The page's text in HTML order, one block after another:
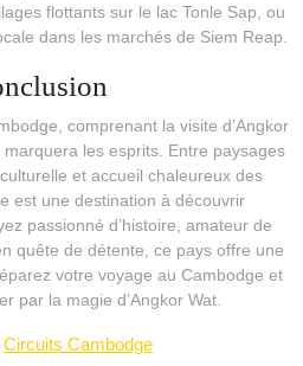
flottants sur le lac Tonle Sap, ou
dans les marchés de Siem Reap.
comprenant la visite d’Angkor
les esprits. Entre paysages
et accueil chaleureux des
est une destination à découvrir
passionné d’histoire, amateur de
quête de détente, ce pays offre une
votre voyage au Cambodge et
par la magie d’Angkor Wat.
Circuits Cambodge